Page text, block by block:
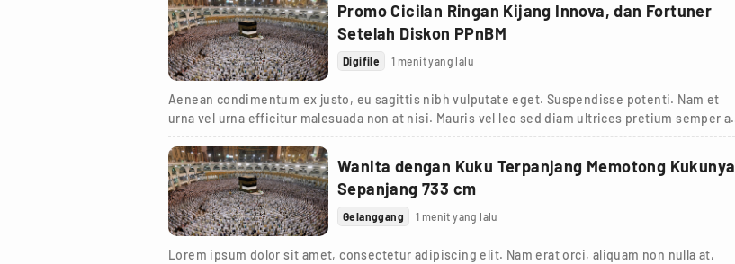
Promo Cicilan Ringan Kijang Innova, dan Fortuner
Setelah Diskon PPnBM
Digifile 1 menit yang lalu
Aenean condimentum ex justo, eu sagittis nibh vulputate eget. Suspendisse potenti. Nam et
urna vel urna efficitur malesuada non at nisi. Mauris vel leo sed diam ultrices pretium semper a
turpis.
Wanita dengan Kuku Terpanjang Memotong Kukunya
Sepanjang 733 cm
Gelanggang 1 menit yang lalu
Lorem ipsum dolor sit amet, consectetur adipiscing elit. Nam erat orci, aliquam non nulla at,